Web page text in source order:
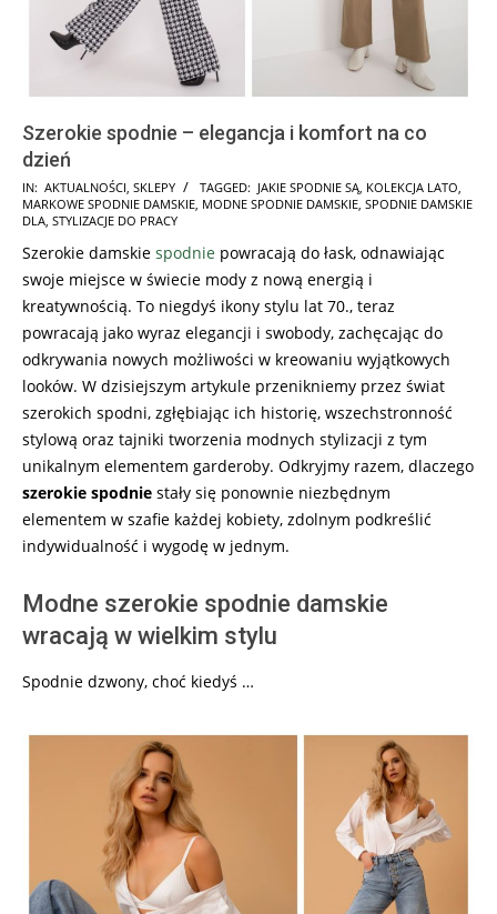
Szerokie spodnie – elegancja i komfort na co
dzień
2025-
03-
IN: AKTUALNOŚCI, SKLEPY TAGGED: JAKIE SPODNIE SĄ, KOLEKCJA LATO,
MARKOWE SPODNIE DAMSKIE, MODNE SPODNIE DAMSKIE, SPODNIE DAMSKIE
DLA, STYLIZACJE DO PRACY
Szerokie damskie spodnie powracają do łask, odnawiając
swoje miejsce w świecie mody z nową energią i
kreatywnością. To niegdyś ikony stylu lat 70., teraz
powracają jako wyraz elegancji i swobody, zachęcając do
odkrywania nowych możliwości w kreowaniu wyjątkowych
looków. W dzisiejszym artykule przenikniemy przez świat
szerokich spodni, zgłębiając ich historię, wszechstronność
stylową oraz tajniki tworzenia modnych stylizacji z tym
unikalnym elementem garderoby. Odkryjmy razem, dlaczego
szerokie spodnie stały się ponownie niezbędnym
elementem w szafie każdej kobiety, zdolnym podkreślić
indywidualność i wygodę w jednym.
Modne szerokie spodnie damskie
wracają w wielkim stylu
Spodnie dzwony, choć kiedyś …